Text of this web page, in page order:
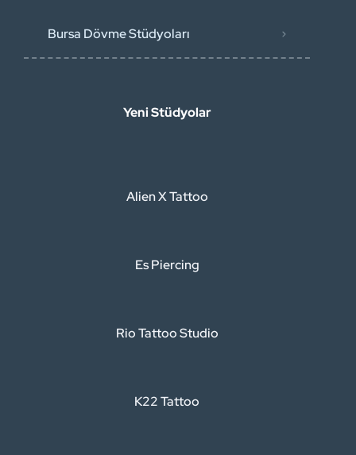
Bursa Dövme Stüdyoları
Yeni Stüdyolar
Alien X Tattoo
Es Piercing
Rio Tattoo Studio
K22 Tattoo